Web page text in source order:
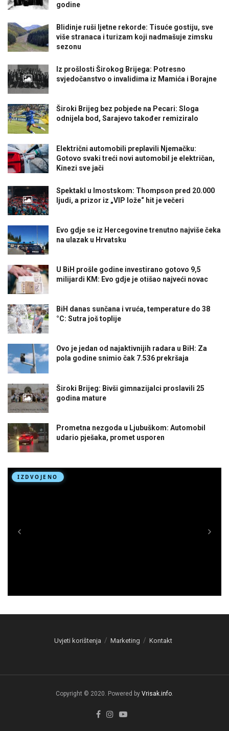
godine
Blidinje ruši ljetne rekorde: Tisuće gostiju, sve
više stranaca i turizam koji nadmašuje zimsku
sezonu
Iz prošlosti Širokog Brijega: Potresno
svjedočanstvo o invalidima iz Mamića i Borajne
Široki Brijeg bez pobjede na Pecari: Sloga
odnijela bod, Sarajevo također remiziralo
Električni automobili preplavili Njemačku:
Gotovo svaki treći novi automobil je električan,
Kinezi sve jači
Spektakl u Imostskom: Thompson pred 20.000
ljudi, a prizor iz „VIP lože“ hit je večeri
Evo gdje se iz Hercegovine trenutno najviše čeka
na ulazak u Hrvatsku
U BiH prošle godine investirano gotovo 9,5
milijardi KM: Evo gdje je otišao najveći novac
BiH danas sunčana i vruća, temperature do 38
°C: Sutra još toplije
Ovo je jedan od najaktivnijih radara u BiH: Za
pola godine snimio čak 7.536 prekršaja
Široki Brijeg: Bivši gimnazijalci proslavili 25
godina mature
Prometna nezgoda u Ljubuškom: Automobil
udario pješaka, promet usporen
Uvjeti korištenja Marketing Kontakt
Copyright © 2020. Powered by Vrisak.info.